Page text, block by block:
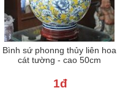
Bình sứ phonng thủy liên hoa
cát tường - cao 50cm
1đ